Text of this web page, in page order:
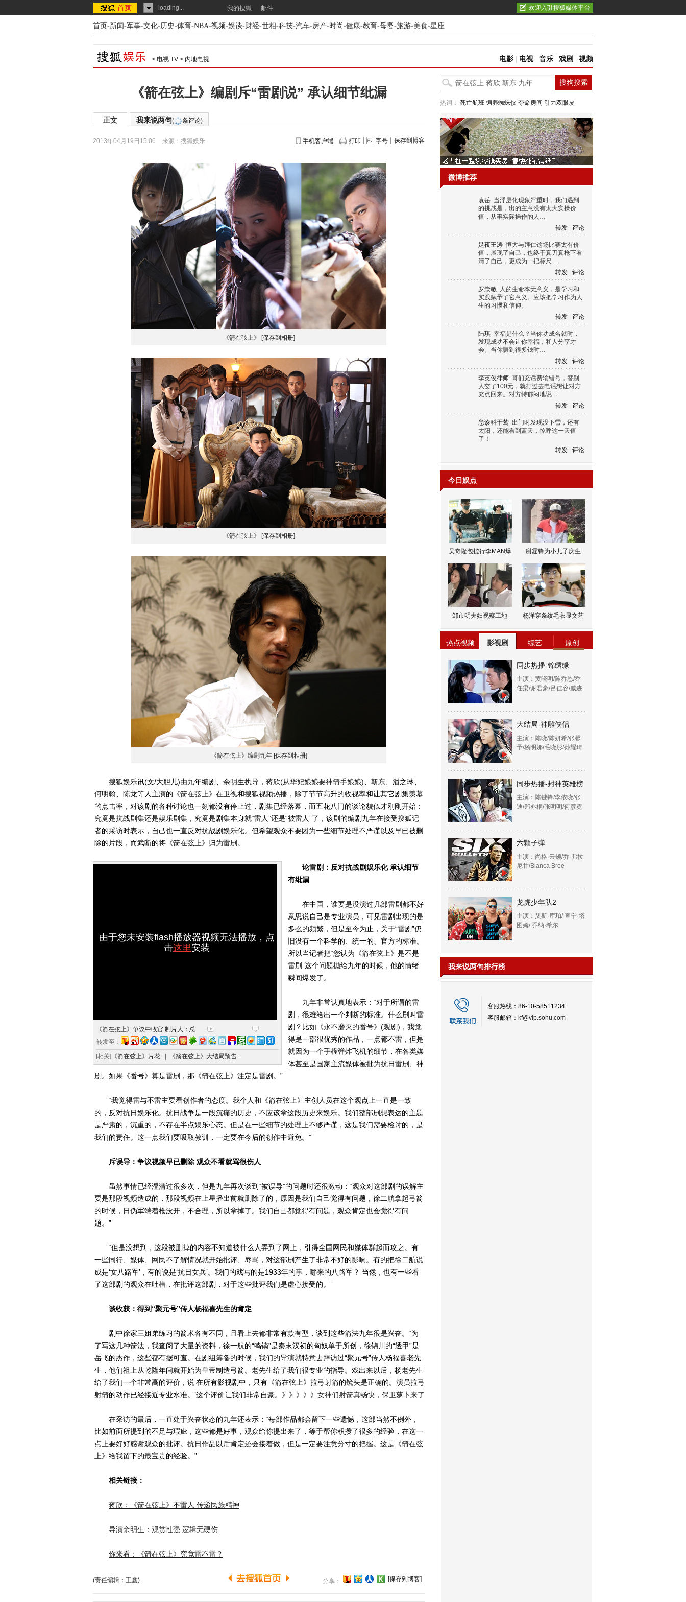
loading... 我的搜狐 邮件 欢迎入驻搜狐媒体平台
首页-新闻-军事-文化-历史-体育-NBA-视频-娱谈-财经-世相-科技-汽车-房产-时尚-健康-教育-母婴-旅游-美食-星座
> 电视 TV > 内地电视 电影 电视| 音乐 戏剧 视频
《箭在弦上》编剧斥“雷剧说” 承认细节纰漏
正文 我来说两句( 条评论)
2013年04月19日15:06 来源： 搜狐娱乐 手机客户端 打印 字号 保存到博客
《箭在弦上》 [保存到相册]
《箭在弦上》 [保存到相册]
《箭在弦上》 编剧九年 [保存到相册]
搜狐娱乐讯(文/大胆儿)由九年编剧、余明生执导， 蒋欣(从华妃娘娘要神箭手娘娘) 、靳东、潘之琳、
何明翰、陈龙等人主演的《箭在弦上》在卫视和搜狐视频热播，除了节节高升的收视率和让其它剧集羡慕
的点击率，对该剧的各种讨论也一刻都没有停止过，剧集已经落幕，而五花八门的谈论貌似才刚刚开始：
究竟是抗战剧集还是娱乐剧集，究竟是剧集本身就“雷人”还是“被雷人”了，该剧的编剧九年在接受搜狐记
者的采访时表示，自己也一直反对抗战剧娱乐化。但希望观众不要因为一些细节处理不严谨以及早已被删
除的片段，而武断的将《箭在弦上》归为雷剧。
由于您未安装flash播放器视频无法播放，点
击这里安装
《箭在弦上》争议中收官 制片人：总
转发至：
[相关] 《箭在弦上》片花.. 《箭在弦上》大结局预告..
论雷剧：反对抗战剧娱乐化 承认细节
有纰漏
在中国，谁要是没演过几部雷剧都不好
意思说自己是专业演员，可见雷剧出现的是
多么的频繁，但是至今为止，关于“雷剧”仍
旧没有一个科学的、统一的、官方的标准。
所以当记者把“您认为《箭在弦上》是不是
雷剧”这个问题抛给九年的时候，他的情绪
瞬间爆发了。
九年非常认真地表示：“对于所谓的雷
剧，很难给出一个判断的标准。什么剧叫雷
剧？比如 《永不磨灭的番号》(观剧) ，我觉
得是一部很优秀的作品，一点都不雷，但是
就因为一个手榴弹炸飞机的细节，在各类媒
体甚至是国家主流媒体被批为抗日雷剧、神
剧。如果《番号》算是雷剧，那《箭在弦上》注定是雷剧。”
“我觉得雷与不雷主要看创作者的态度。我个人和《箭在弦上》主创人员在这个观点上一直是一致
的，反对抗日娱乐化。抗日战争是一段沉痛的历史，不应该拿这段历史来娱乐。我们整部剧想表达的主题
是严肃的，沉重的，不存在半点娱乐心态。但是在一些细节的处理上不够严谨，这是我们需要检讨的，是
我们的责任。这一点我们要吸取教训，一定要在今后的创作中避免。”
斥误导：争议视频早已删除 观众不看就骂很伤人
虽然事情已经澄清过很多次，但是九年再次谈到“被误导”的问题时还很激动：“观众对这部剧的误解主
要是那段视频造成的，那段视频在上星播出前就删除了的，原因是我们自己觉得有问题，徐二航拿起弓箭
的时候，日伪军端着枪没开，不合理，所以拿掉了。我们自己都觉得有问题，观众肯定也会觉得有问
题。”
“但是没想到，这段被删掉的内容不知道被什么人弄到了网上，引得全国网民和媒体群起而攻之。有
一些同行、媒体、网民不了解情况就开始批评、辱骂，对这部剧产生了非常不好的影响。有的把徐二航说
成是‘女八路军’，有的说是‘抗日女兵’。我们的戏写的是1933年的事，哪来的八路军？ 当然，也有一些看
了这部剧的观众在吐槽，在批评这部剧，对于这些批评我们是虚心接受的。”
谈收获：得到“聚元号”传人杨福喜先生的肯定
剧中徐家三姐弟练习的箭术各有不同，且看上去都非常有款有型，谈到这些箭法九年很是兴奋。“为
了写这几种箭法，我查阅了大量的资料，徐一航的“鸣镝”是秦末汉初的匈奴单于所创，徐锦川的“透甲”是
岳飞的杰作，这些都有据可查。在剧组筹备的时候，我们的导演就特意去拜访过“聚元号”传人杨福喜老先
生，他们祖上从乾隆年间就开始为皇帝制造弓箭。老先生给了我们很专业的指导。戏出来以后，杨老先生
给了我们一个非常高的评价，说‘在所有影视剧中，只有《箭在弦上》拉弓射箭的镜头是正确的。演员拉弓
射箭的动作已经接近专业水准。’这个评价让我们非常自豪。》》》》》 女神们射箭真畅快，保卫萝卜来了
在采访的最后，一直处于兴奋状态的九年还表示；“每部作品都会留下一些遗憾，这部当然不例外，
比如前面所提到的不足与瑕疵，这些都是好事，观众给你提出来了，等于帮你积攒了很多的经验，在这一
点上要好好感谢观众的批评。抗日作品以后肯定还会接着做，但是一定要注意分寸的把握。这是《箭在弦
上》给我留下的最宝贵的经验。”
相关链接：
蒋欣：《箭在弦上》不雷人 传递民族精神
导演余明生：观赏性强 逻辑无硬伤
你来看：《箭在弦上》究竟雷不雷？
(责任编辑：王鑫) 分享： [保存到博客]
热词： 死亡航班 饲养蜘蛛侠 夺命房间 引力双眼皮
微博推荐
袁岳 当浮层化现象严重时，我们遇到
的挑战是，出的主意没有太大实操价
值，从事实际操作的人…
转发
评论
足夜王涛 恒大与拜仁这场比赛太有价
值，展现了自己，也终于真刀真枪下看
清了自己，更成为一把标尺…
转发
评论
罗崇敏 人的生命本无意义，是学习和
实践赋予了它意义。应该把学习作为人
生的习惯和信仰。
转发
评论
陆琪 幸福是什么？当你功成名就时，
发现成功不会让你幸福，和人分享才
会。当你赚到很多钱时…
转发
评论
李英俊律师 哥们充话费输错号，替别
人交了100元，就打过去电话想让对方
充点回来。对方特郁闷地说…
转发
评论
急诊科于莺 出门时发现没下雪，还有
太阳，还能看到蓝天，惊呼这一天值
了！
转发
评论
今日娱点
吴奇隆包揽行李MAN爆 谢霆锋为小儿子庆生
邹市明夫妇视察工地 杨洋穿条纹毛衣显文艺
热点视频 影视剧 综艺 原创
同步热播-锦绣缘
主演：黄晓明/陈乔恩/乔
任梁/谢君豪/吕佳容/戚迹
大结局-神雕侠侣
主演：陈晓/陈妍希/张馨
予/杨明娜/毛晓彤/孙耀琦
同步热播-封神英雄榜
主演：陈键锋/李依晓/张
迪/郑亦桐/张明明/何彦霓
六颗子弹
主演：尚格·云顿/乔·弗拉
尼甘/Bianca Bree
龙虎少年队2
主演：艾斯·库珀/ 查宁·塔
图姆/ 乔纳·希尔
我来说两句排行榜
客服热线：86-10-58511234
客服邮箱： kf@vip.sohu.com